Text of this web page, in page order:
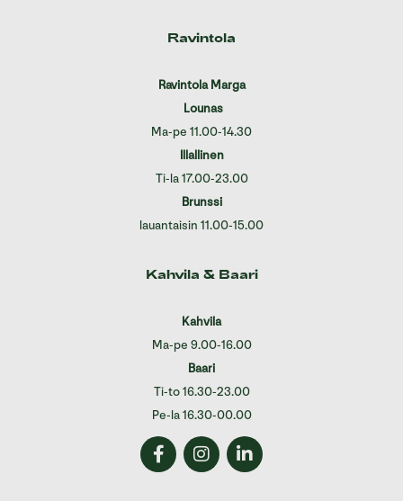
Ravintola
Ravintola Marga
Lounas
Ma-pe 11.00-14.30
Illallinen
Ti-la 17.00-23.00
Brunssi
lauantaisin 11.00-15.00
Kahvila & Baari
Kahvila
Ma-pe 9.00-16.00
Baari
Ti-to 16.30-23.00
Pe-la 16.30-00.00